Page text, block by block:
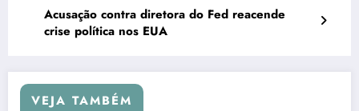
Acusação contra diretora do Fed reacende
crise política nos EUA
VEJA TAMBÉM